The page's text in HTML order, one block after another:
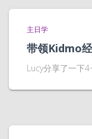
主日学
带领Kidmo
Lucy分享了一下